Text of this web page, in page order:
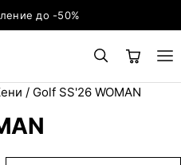
до -50%
ТЪРСЕНЕ
/ Golf SS'26 WOMAN